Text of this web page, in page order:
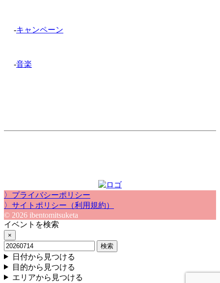
-キャンペーン
-音楽
〉プライバシーポリシー
〉サイトポリシー（利用規約）
© 2026 ibentomitsuketa
イベントを検索
×
検索
日付から見つける
目的から見つける
エリアから見つける